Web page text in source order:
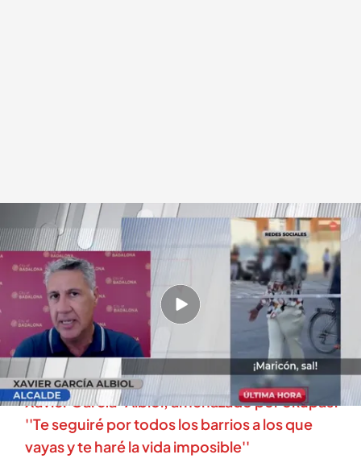
Xavier García Albiol, alcalde de Badalona .cuatro.com
En boca de todos
27 JUN 2025 - 14:46h.
Una okupa insulta gravemente al alcalde del PP
tras ser desalojada por la policía: hablamos con
Xavier García Albiol, el agraviado
Xavier García-Albiol, amenazado por okupas:
''Te seguiré por todos los barrios a los que
vayas y te haré la vida imposible''